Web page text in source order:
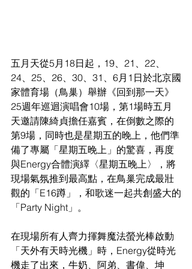
五月天從5月18日起，19、21、22、
24、25、26、30、31、6月1日於北京國
家體育場（鳥巢）舉辦《回到那一天》
25週年巡迴演唱會10場，第1場時五月
天邀請陳綺貞擔任嘉賓，在倒數之際的
第9場，同時也是星期五的晚上，他們準
備了專屬「星期五晚上」的驚喜，再度
與Energy合體演繹〈星期五晚上〉，將
現場氣氛推到最高點，在鳥巢完成最壯
觀的「E16蹲」，和歌迷一起共創盛大的
「Party Night」。
在現場所有人齊力揮舞魔法螢光棒啟動
「天外有天時光機」時，Energy從時光
機走了出來，牛奶、阿弟、書偉、坤